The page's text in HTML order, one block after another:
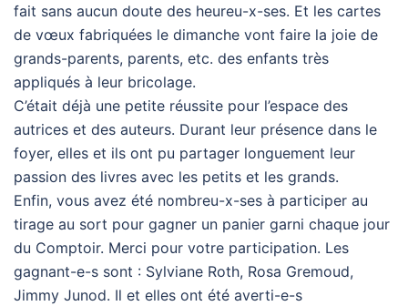
fait sans aucun doute des heureu-x-ses. Et les cartes
de vœux fabriquées le dimanche vont faire la joie de
grands-parents, parents, etc. des enfants très
appliqués à leur bricolage.
C’était déjà une petite réussite pour l’espace des
autrices et des auteurs. Durant leur présence dans le
foyer, elles et ils ont pu partager longuement leur
passion des livres avec les petits et les grands.
Enfin, vous avez été nombreu-x-ses à participer au
tirage au sort pour gagner un panier garni chaque jour
du Comptoir. Merci pour votre participation. Les
gagnant-e-s sont : Sylviane Roth, Rosa Gremoud,
Jimmy Junod. Il et elles ont été averti-e-s